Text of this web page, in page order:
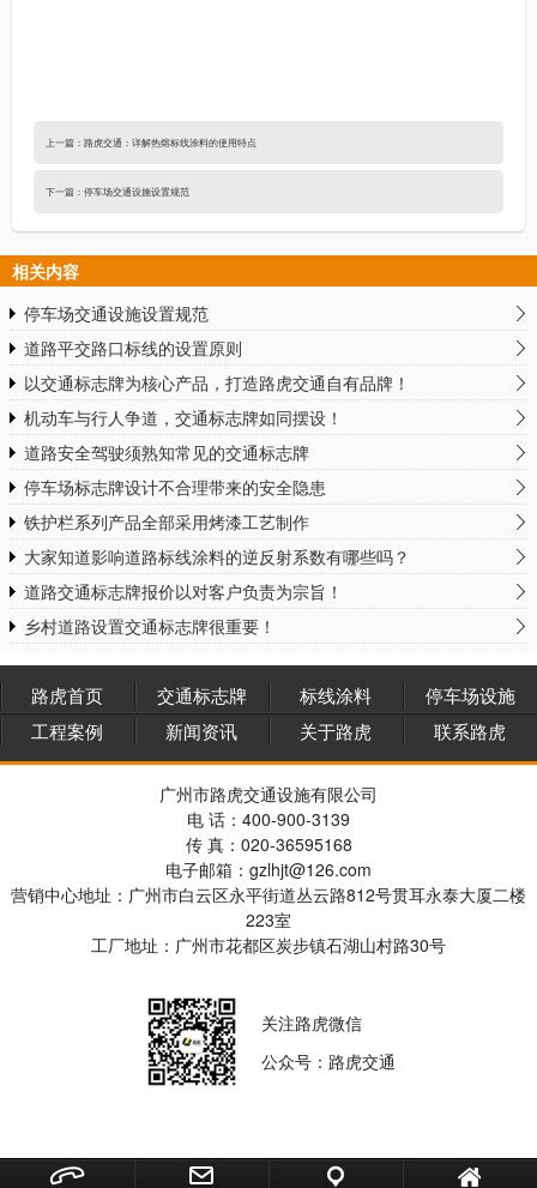
上一篇： 路虎交通：详解热熔标线涂料的使用特点
下一篇： 停车场交通设施设置规范
相关内容
停车场交通设施设置规范
道路平交路口标线的设置原则
以交通标志牌为核心产品，打造路虎交通自有品牌！
机动车与行人争道，交通标志牌如同摆设！
道路安全驾驶须熟知常见的交通标志牌
停车场标志牌设计不合理带来的安全隐患
铁护栏系列产品全部采用烤漆工艺制作
大家知道影响道路标线涂料的逆反射系数有哪些吗？
道路交通标志牌报价以对客户负责为宗旨！
乡村道路设置交通标志牌很重要！
路虎首页 交通标志牌 标线涂料
停车场设施
工程案例
新闻资讯 关于路虎 联系路虎
广州市路虎交通设施有限公司
电 话：400-900-3139
传 真：020-36595168
电子邮箱：gzlhjt@126.com
营销中心地址：广州市白云区永平街道丛云路812号贯耳永泰大厦二楼
223室
工厂地址：广州市花都区炭步镇石湖山村路30号
关注路虎微信
公众号：路虎交通